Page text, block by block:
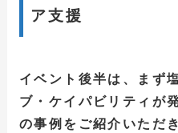
ア支援
イベント後半は、まず
ブ・ケイパビリティが
の事例をご紹介いただ